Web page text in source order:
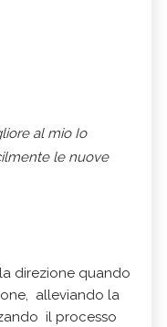
al mio Io
le nuove
direzione quando
alleviando la
il processo